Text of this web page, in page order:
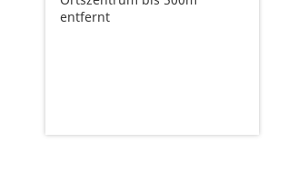
entfernt